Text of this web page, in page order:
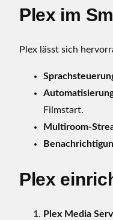
Plex im
Plex lässt sich
Filmstart.
Multiroom-
Plex
Plex Media